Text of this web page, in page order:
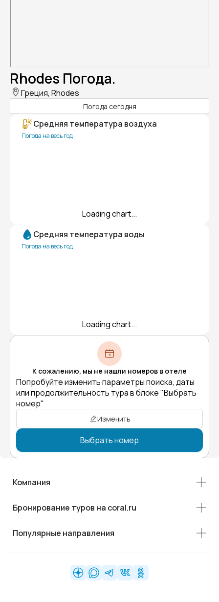
Rhodes Погода.
Греция, Rhodes
Погода сегодня
Средняя температура воздуха
Погода на весь год
Loading chart...
Средняя температура воды
Погода на весь год
Loading chart...
К сожалению, мы не нашли номеров в отеле
Попробуйте изменить параметры поиска, даты
или продолжительность тура в блоке "Выбрать
номер"
Изменить
Выбрать номер
Компания
Бронирование туров на coral.ru
Популярные направления